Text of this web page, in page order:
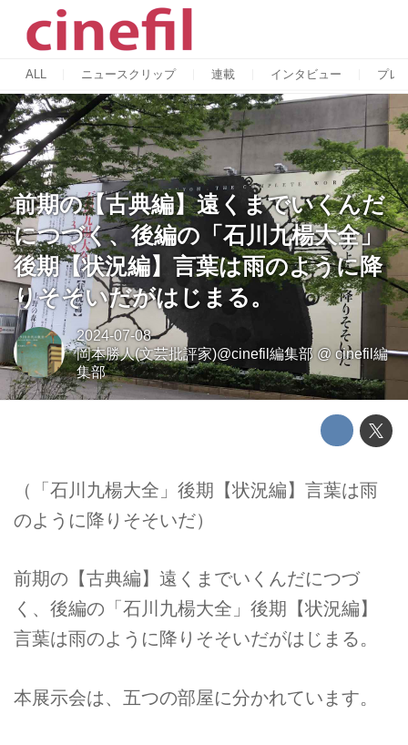
ALL ニュースクリップ 連載 インタビュー プレ
前期の【古典編】遠くまでいくんだ
につづく、後編の「石川九楊大全」
後期【状況編】言葉は雨のように降
りそそいだがはじまる。
2024-07-08
岡本勝人(文芸批評家)@cinefil編集部 @cinefil編
集部
（「石川九楊大全」後期【状況編】言葉は雨
のように降りそそいだ）
前期の【古典編】遠くまでいくんだにつづ
く、後編の「石川九楊大全」後期【状況編】
言葉は雨のように降りそそいだがはじまる。
本展示会は、五つの部屋に分かれています。